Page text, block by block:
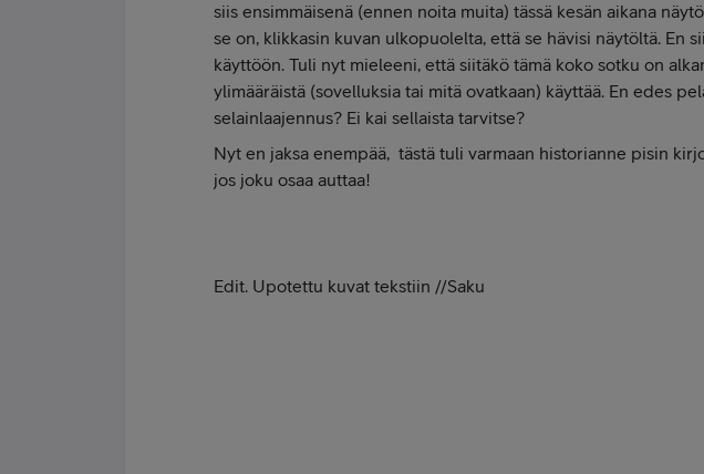
siis ensimmäisenä (ennen noita muita) tässä kesän aikana
se on, klikkasin kuvan ulkopuolelta, että se hävisi näytöltä. En
käyttöön. Tuli nyt mieleeni, että siitäkö tämä koko sotku on
ylimääräistä (sovelluksia tai mitä ovatkaan) käyttää. En edes
selainlaajennus? Ei kai sellaista tarvitse?
Nyt en jaksa enempää, tästä tuli varmaan historianne pisin
jos joku osaa auttaa!
Edit. Upotettu kuvat tekstiin //Saku